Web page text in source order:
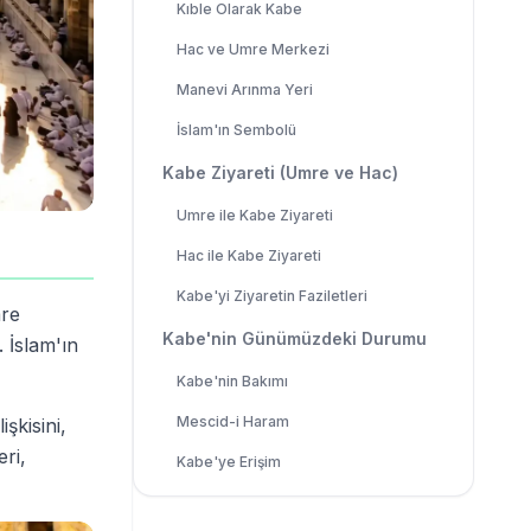
Kıble Olarak Kabe
Hac ve Umre Merkezi
Manevi Arınma Yeri
İslam'ın Sembolü
Kabe Ziyareti (Umre ve Hac)
Umre ile Kabe Ziyareti
Hac ile Kabe Ziyareti
Kabe'yi Ziyaretin Faziletleri
Kabe'nin Günümüzdeki Durumu
Kabe'nin Bakımı
Mescid-i Haram
Kabe'ye Erişim